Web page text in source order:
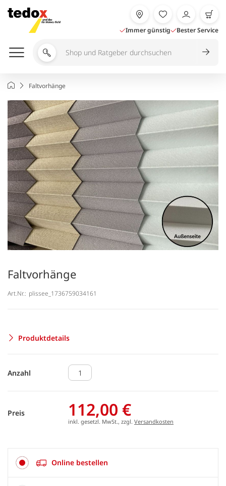
Inhalt
springen
Immer günstig Bester Service
Shop
durchsuchen
StartseiteFaltvorhänge
Faltvorhänge
Art.Nr.: plissee_1736759034161
Produktdetails
Anzahl
Preis 112,00 €
inkl. gesetzl. MwSt., zzgl. Versandkosten
Online bestellen